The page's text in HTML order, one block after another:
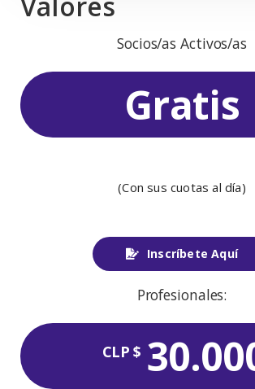
Socios/as Activos/as
Gratis
(Con sus cuotas al día)
Inscríbete Aquí
Profesionales:
CLP $